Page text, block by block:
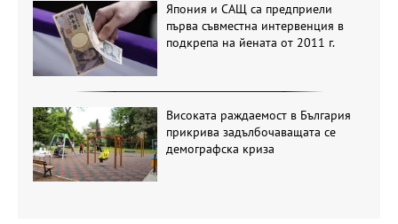
Япония и САЩ са предприели
първа съвместна интервенция в
подкрепа на йената от 2011 г.
Високата раждаемост в България
прикрива задълбочаващата се
демографска криза